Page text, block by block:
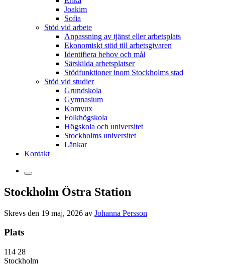
Joakim
Sofia
Stöd vid arbete
Anpassning av tjänst eller arbetsplats
Ekonomiskt stöd till arbetsgivaren
Identifiera behov och mål
Särskilda arbetsplatser
Stödfunktioner inom Stockholms stad
Stöd vid studier
Grundskola
Gymnasium
Komvux
Folkhögskola
Högskola och universitet
Stockholms universitet
Länkar
Kontakt
Stockholm Östra Station
Skrevs den 19 maj, 2026 av Johanna Persson
Plats
114 28
Stockholm